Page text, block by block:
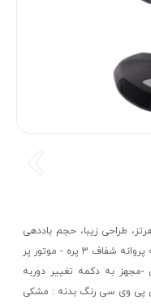
توان مصرفی 60 وات، 220 ولت، 50 هرتز، طراحی زیبا، حجم باددهی
بالا به میزان54 متر مکعب بر دقیقه -مجهز به پروانه شفاف 3 پره - موتور پر
-مجهز به دکمه تغییر دوربه
2متری با روکش پی وی سی رنگ بدنه : مشکی